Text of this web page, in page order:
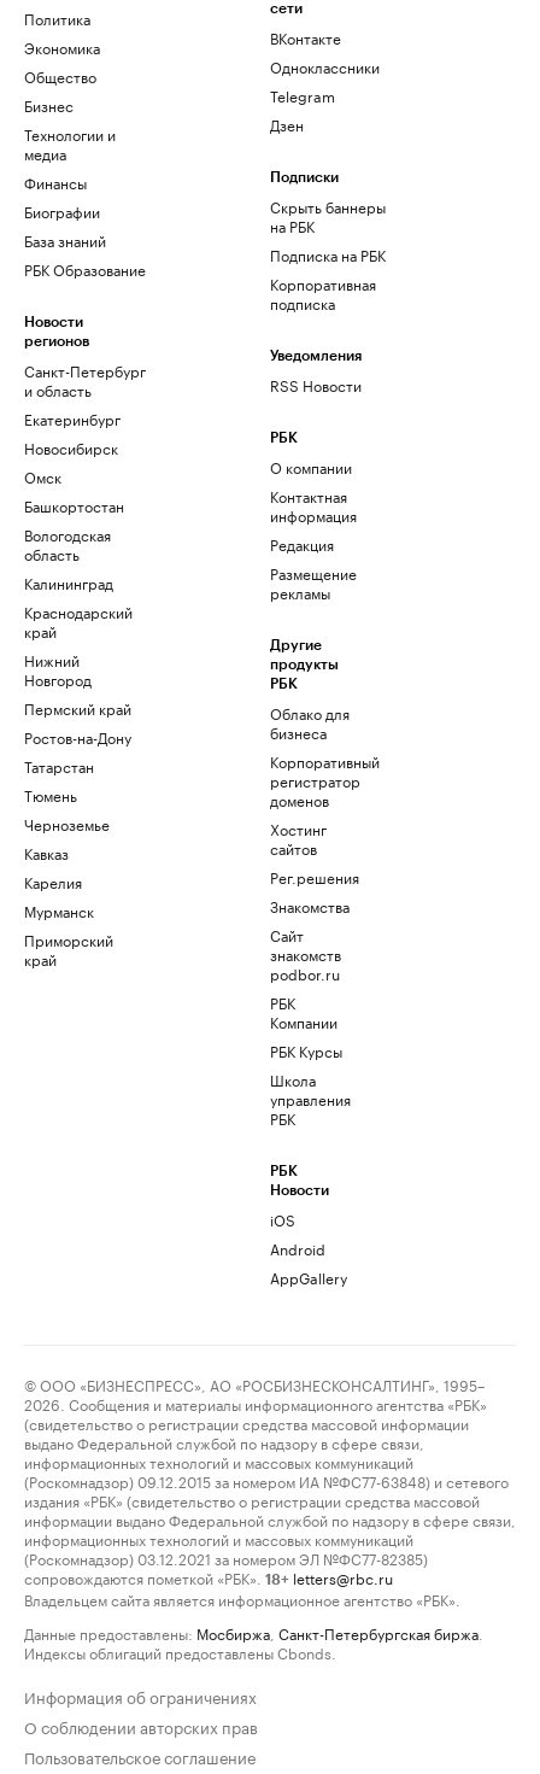
Политика
Экономика
Общество
Бизнес
Технологии и
медиа
Финансы
Биографии
База знаний
РБК Образование
Новости
регионов
Санкт-Петербург
и область
Екатеринбург
Новосибирск
Омск
Башкортостан
Вологодская
область
Калининград
Краснодарский
край
Нижний
Новгород
Пермский край
Ростов-на-Дону
Татарстан
Тюмень
Черноземье
Кавказ
Карелия
Мурманск
Приморский
край
сети
ВКонтакте
Одноклассники
Telegram
Дзен
Подписки
Скрыть баннеры
на РБК
Подписка на РБК
Корпоративная
подписка
Уведомления
RSS Новости
РБК
О компании
Контактная
информация
Редакция
Размещение
рекламы
Другие
продукты
РБК
Облако для
бизнеса
Корпоративный
регистратор
доменов
Хостинг
сайтов
Рег.решения
Знакомства
Сайт
знакомств
podbor.ru
РБК
Компании
РБК Курсы
Школа
управления
РБК
РБК
Новости
iOS
Android
AppGallery
© ООО «БИЗНЕСПРЕСС», АО «РОСБИЗНЕСКОНСАЛТИНГ», 1995–
2026. Сообщения и материалы информационного агентства «РБК»
(свидетельство о регистрации средства массовой информации
выдано Федеральной службой по надзору в сфере связи,
информационных технологий и массовых коммуникаций
(Роскомнадзор) 09.12.2015 за номером ИА №ФС77-63848) и сетевого
издания «РБК» (свидетельство о регистрации средства массовой
информации выдано Федеральной службой по надзору в сфере связи,
информационных технологий и массовых коммуникаций
(Роскомнадзор) 03.12.2021 за номером ЭЛ №ФС77-82385)
сопровождаются пометкой «РБК».
18+ letters@rbc.ru
Владельцем сайта является информационное агентство «РБК».
Данные предоставлены: Мосбиржа Санкт-Петербургская биржа
Индексы облигаций предоставлены Cbonds.
Информация об ограничениях
О соблюдении авторских прав
Пользовательское соглашение